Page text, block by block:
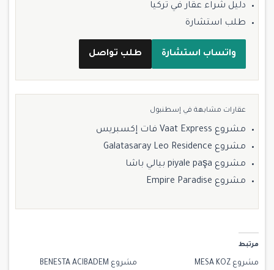
دليل شراء عقار في تركيا
طلب استشارة
واتساب استشارة طلب تواصل
عقارات مشابهة في إسطنبول
مشروع Vaat Express فات إكسبريس
مشروع Galatasaray Leo Residence
مشروع piyale paşa بيالي باشا
مشروع Empire Paradise
مرتبط
مشروع MESA KOZ
مشروع BENESTA ACIBADEM